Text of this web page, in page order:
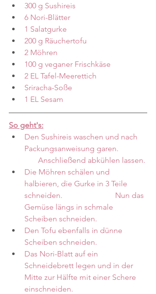
300 g Sushireis
6 Nori-Blätter
1 Salatgurke
200 g Räuchertofu
2 Möhren
100 g veganer Frischkäse
2 EL Tafel-Meerettich
Sriracha-Soße
1 EL Sesam
So geht's:
Den Sushireis waschen und nach
Packungsanweisung garen.
       Anschließend abkühlen lassen.
Die Möhren schälen und
halbieren, die Gurke in 3 Teile
schneiden.                           Nun das
Gemüse längs in schmale
Scheiben schneiden.
Den Tofu ebenfalls in dünne
Scheiben schneiden.
Das Nori-Blatt auf ein
Schneidebrett legen und in der
Mitte zur Hälfte mit einer Schere
einschneiden.